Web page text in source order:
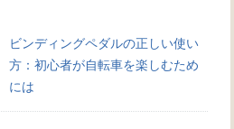
ビンディングペダルの正しい使い
方：初心者が自転車を楽しむため
には